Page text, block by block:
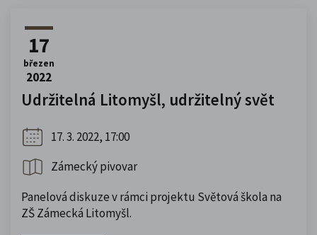
17
březen
2022
Udržitelná Litomyšl, udržitelný svět
17. 3. 2022, 17:00
Zámecký pivovar
Panelová diskuze v rámci projektu Světová škola na
ZŠ Zámecká Litomyšl.